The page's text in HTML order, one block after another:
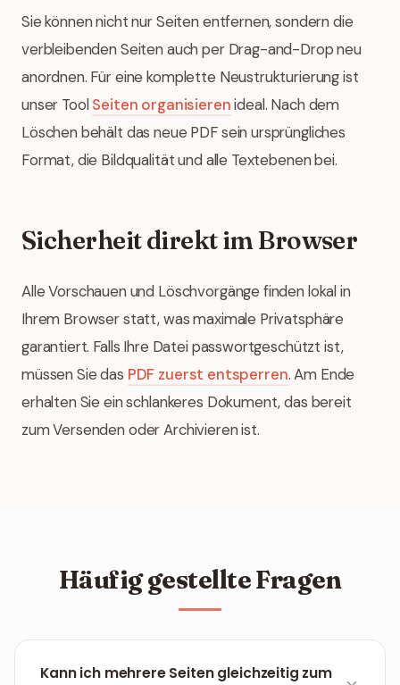
Sie können nicht nur Seiten entfernen, sondern die
verbleibenden Seiten auch per Drag-and-Drop neu
anordnen. Für eine komplette Neustrukturierung ist
unser ToolSeiten organisierenideal. Nach dem
Löschen behält das neue PDF sein ursprüngliches
Format, die Bildqualität und alle Textebenen bei.
Sicherheit direkt im Browser
Alle Vorschauen und Löschvorgänge finden lokal in
Ihrem Browser statt, was maximale Privatsphäre
garantiert. Falls Ihre Datei passwortgeschützt ist,
müssen Sie das PDF zuerst entsperren. Am Ende
erhalten Sie ein schlankeres Dokument, das bereit
zum Versenden oder Archivieren ist.
Häufig gestellte Fragen
Kann ich mehrere Seiten gleichzeitig zum